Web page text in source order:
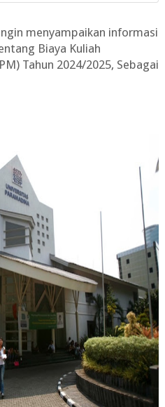
menyampaikan informasi
Biaya Kuliah
Tahun 2024/2025, Sebagai